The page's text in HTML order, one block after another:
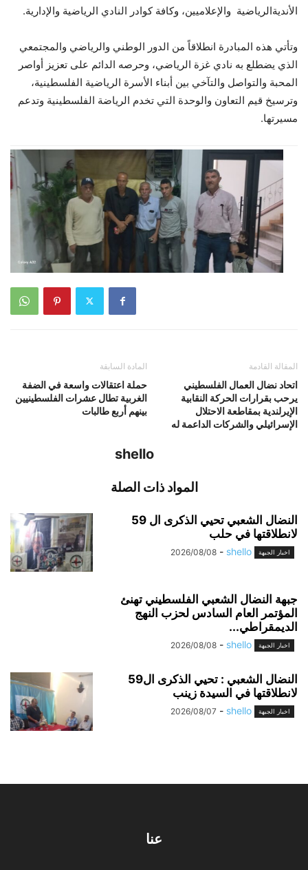
الأنديةالرياضية والإعلاميين، وكافة كوادر النادي الرياضية والإدارية.
وتأتي هذه المبادرة انطلاقاً من الدور الوطني والرياضي والمجتمعي
الذي يضطلع به نادي غزة الرياضي، وحرصه الدائم على تعزيز أواصر
المحبة والتواصل والتآخي بين أبناء الأسرة الرياضية الفلسطينية،
وترسيخ قيم التعاون والوحدة التي تخدم الرياضة الفلسطينية وتدعم
مسيرتها.
المادة السابقة
حملة اعتقالات واسعة في الضفة
الغربية تطال عشرات الفلسطينيين
بينهم أربع طالبات
المقالة القادمة
اتحاد نضال العمال الفلسطيني
يرحب بقرارات الحركة النقابية
الإيرلندية بمقاطعة الاحتلال
الإسرائيلي والشركات الداعمة له
shello
المواد ذات الصلة
النضال الشعبي تحيي الذكرى ال 59
لانطلاقتها في حلب
اخبار الجبهة shello
-
2026/08/08
جبهة النضال الشعبي الفلسطيني تهنئ
المؤتمر العام السادس لحزب النهج
الديمقراطي...
اخبار الجبهة shello
-
2026/08/08
النضال الشعبي : تحيي الذكرى ال59
لانطلاقتها في السيدة زينب
اخبار الجبهة shello
-
2026/08/07
عنا